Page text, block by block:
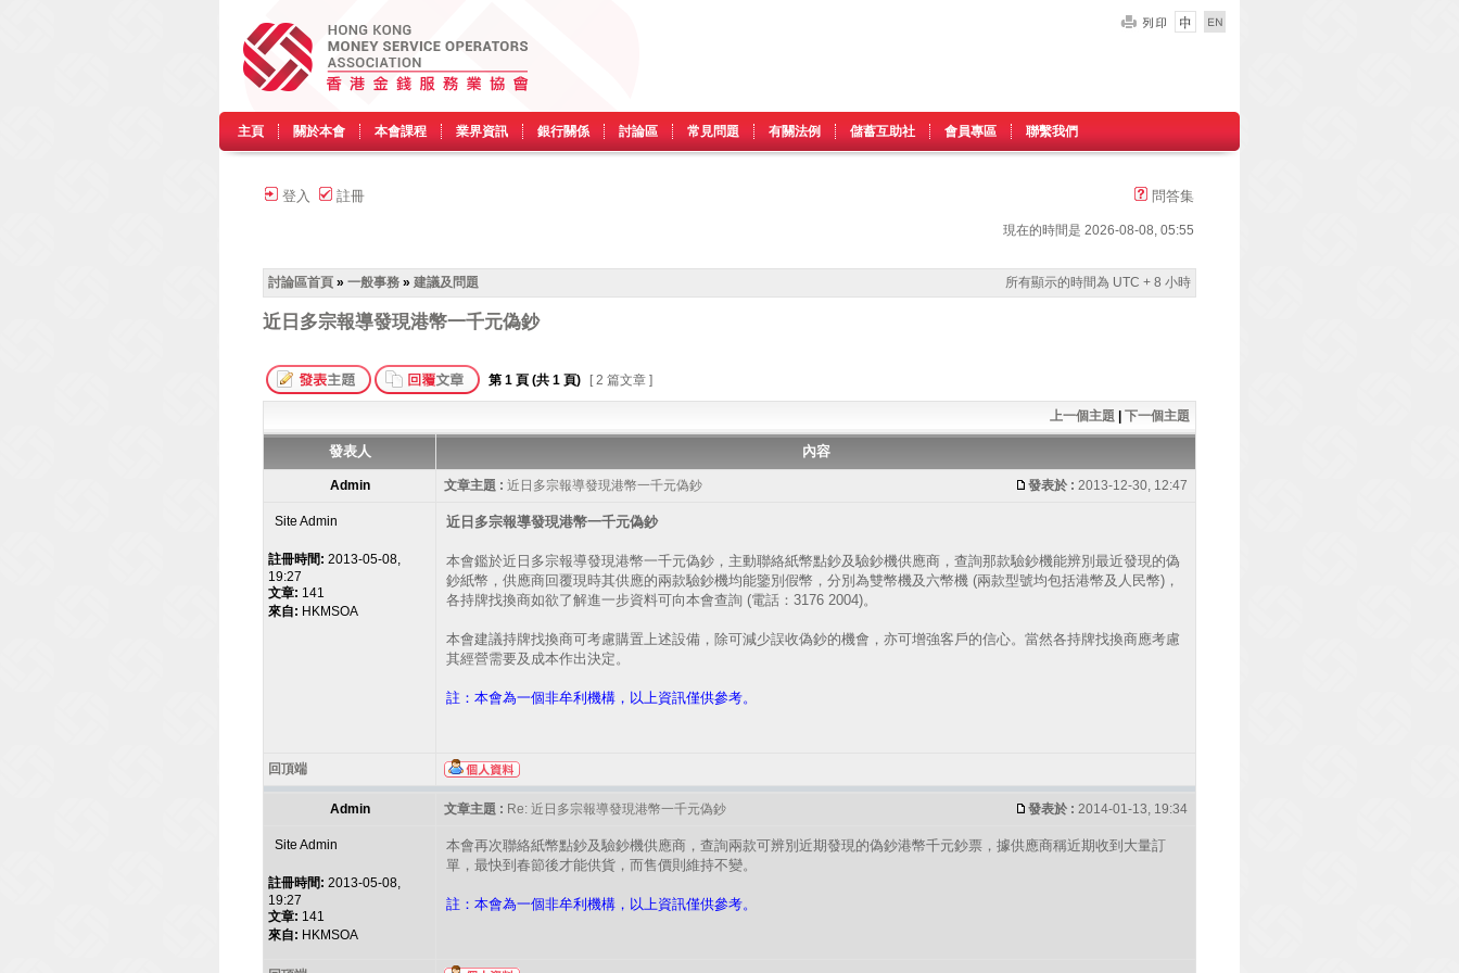
主頁 關於本會 本會課程 業界資訊 銀行關係 討論區 常見問題 有關法例 儲蓄互助社 會員專區 聯繫我們
登入 註冊 問答集
現在的時間是 2026-08-08, 05:55
討論區首頁 » 一般事務 » 建議及問題 所有顯示的時間為 UTC + 8 小時
近日多宗報導發現港幣一千元偽鈔
第 1 頁 (共 1 頁) [ 2 篇文章 ]
上一個主題 下一個主題
發表人 內容
Admin 文章主題 : 近日多宗報導發現港幣一千元偽鈔 發表於 : 2013-12-30, 12:47
Site Admin
註冊時間: 2013-05-08,
19:27
文章: 141
來自: HKMSOA
近日多宗報導發現港幣一千元偽鈔
本會鑑於近日多宗報導發現港幣一千元偽鈔，主動聯絡紙幣點鈔及驗鈔機供應商，查詢那款驗鈔機能辨別最近發現的偽
鈔紙幣，供應商回覆現時其供應的兩款驗鈔機均能鑒別假幣，分別為雙幣機及六幣機 (兩款型號均包括港幣及人民幣)，
各持牌找換商如欲了解進一步資料可向本會查詢 (電話：3176 2004)。
本會建議持牌找換商可考慮購置上述設備，除可減少誤收偽鈔的機會，亦可增強客戶的信心。當然各持牌找換商應考慮
其經營需要及成本作出決定。
註：本會為一個非牟利機構，以上資訊僅供參考。
回頂端
Admin 文章主題 : Re: 近日多宗報導發現港幣一千元偽鈔 發表於 : 2014-01-13, 19:34
Site Admin
註冊時間: 2013-05-08,
19:27
文章: 141
來自: HKMSOA
本會再次聯絡紙幣點鈔及驗鈔機供應商，查詢兩款可辨別近期發現的偽鈔港幣千元鈔票，據供應商稱近期收到大量訂
單，最快到春節後才能供貨，而售價則維持不變。
註：本會為一個非牟利機構，以上資訊僅供參考。